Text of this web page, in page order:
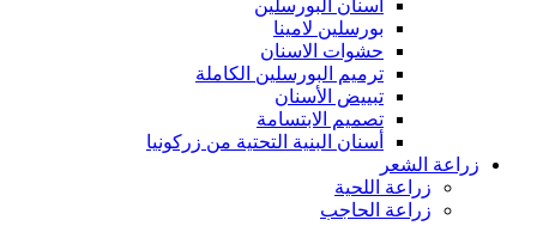
أسنان البورسلين
بورسلين لامينا
حشوات الاسنان
ترميم البورسلين الكاملة
تبييض الأسنان
تصميم الابتسامة
أسنان البنية التحتية من زركونيا
زراعة الشعر
زراعة اللحية
زراعة الحاجب